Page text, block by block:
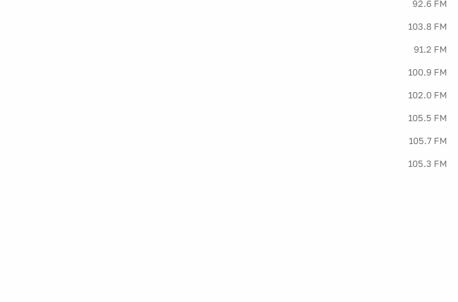
92.6 FM
103.8 FM
91.2 FM
100.9 FM
102.0 FM
105.5 FM
105.7 FM
105.3 FM